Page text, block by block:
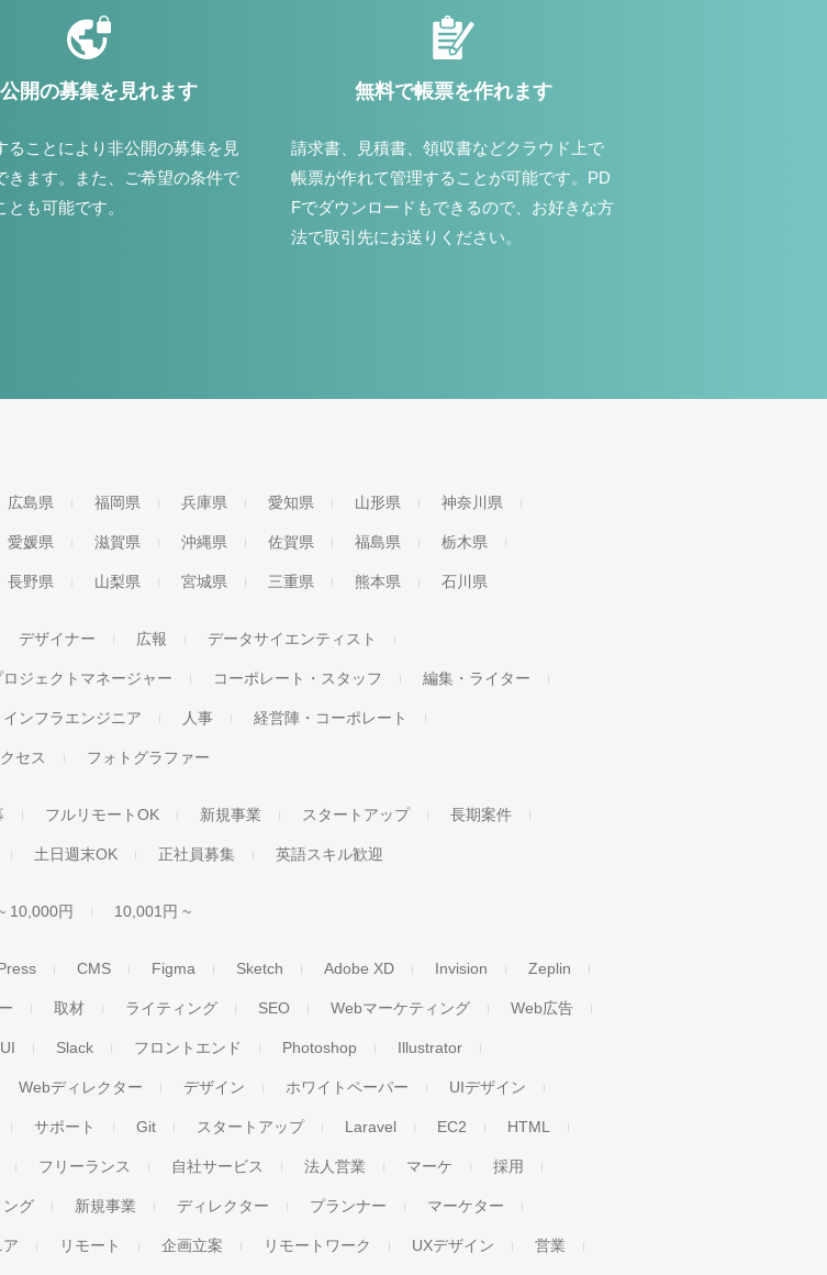
開の募集を見れます
ることにより非公開の募集を見
きます。また、ご希望の条件で
とも可能です。
無料で帳票を作れます
請求書、見積書、領収書などクラウド上で
帳票が作れて管理することが可能です。PD
Fでダウンロードもできるので、お好きな方
法で取引先にお送りください。
広島県 福岡県 兵庫県 愛知県 山形県 神奈川県
愛媛県 滋賀県 沖縄県 佐賀県 福島県 栃木県
長野県 山梨県 宮城県 三重県 熊本県 石川県
デザイナー 広報 データサイエンティスト
ロジェクトマネージャー コーポレート・スタッフ 編集・ライター
インフラエンジニア 人事 経営陣・コーポレート
セス フォトグラファー
フルリモートOK 新規事業 スタートアップ 長期案件
土日週末OK 正社員募集 英語スキル歓迎
10,000円 10,001円 ~
CMS Figma Sketch Adobe XD Invision Zeplin
取材 ライティング SEO Webマーケティング Web広告
UI Slack フロントエンド Photoshop Illustrator
Webディレクター デザイン ホワイトペーパー UIデザイン
サポート Git スタートアップ Laravel EC2 HTML
フリーランス 自社サービス 法人営業 マーケ 採用
ング 新規事業 ディレクター プランナー マーケター
リモート 企画立案 リモートワーク UXデザイン 営業